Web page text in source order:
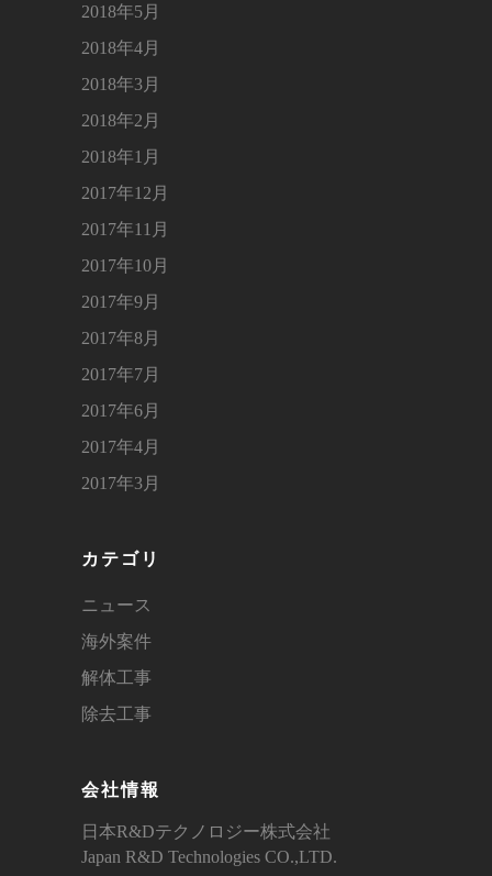
2018年5月
2018年4月
2018年3月
2018年2月
2018年1月
2017年12月
2017年11月
2017年10月
2017年9月
2017年8月
2017年7月
2017年6月
2017年4月
2017年3月
カテゴリ
ニュース
海外案件
解体工事
除去工事
会社情報
日本R&Dテクノロジー株式会社
Japan R&D Technologies CO.,LTD.